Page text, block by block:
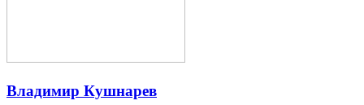
Владимир Кушнарев